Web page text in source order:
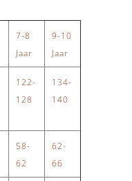
7-8
Jaar
9-10
Jaar
122-
128
134-
140
58-
62
62-
66